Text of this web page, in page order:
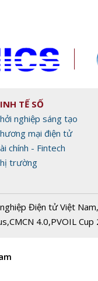
TẾ SỐ
nghiệp sáng tạo
mại điện tử
chính - Fintech
trường
Điện tử Việt Nam,
,CMCN 4.0,PVOIL Cup